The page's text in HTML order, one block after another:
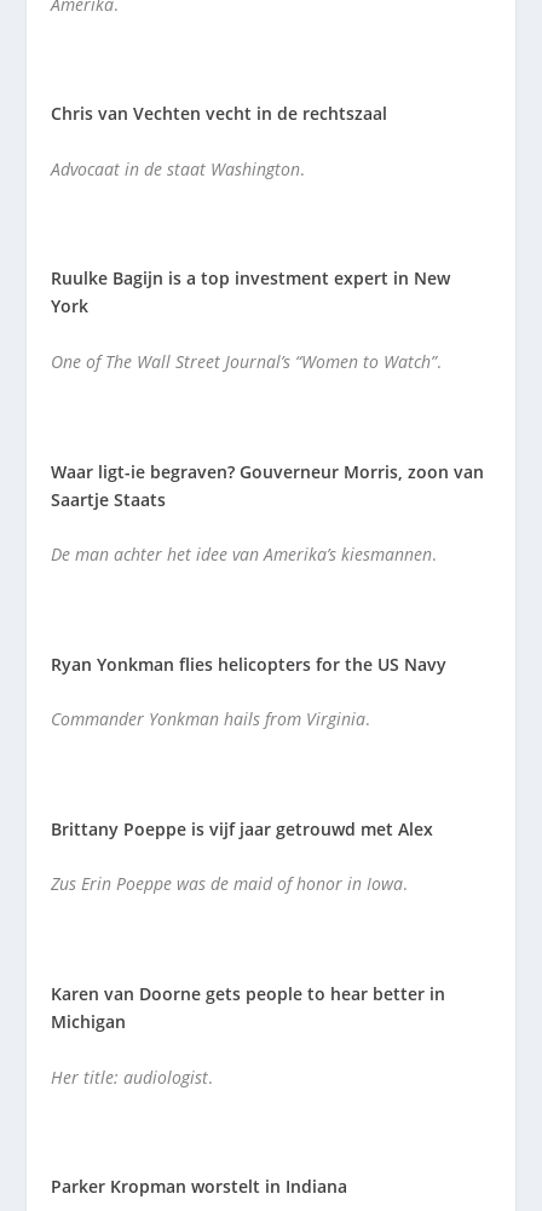
Chris van Vechten vecht in de rechtszaal
Advocaat in de staat Washington.
Ruulke Bagijn is a top investment expert in New
York
One of The Wall Street Journal’s “Women to Watch”.
Waar ligt-ie begraven? Gouverneur Morris, zoon van
Saartje Staats
De man achter het idee van Amerika’s kiesmannen.
Ryan Yonkman flies helicopters for the US Navy
Commander Yonkman hails from Virginia.
Brittany Poeppe is vijf jaar getrouwd met Alex
Zus Erin Poeppe was de maid of honor in Iowa.
Karen van Doorne gets people to hear better in
Michigan
Her title: audiologist.
Parker Kropman worstelt in Indiana